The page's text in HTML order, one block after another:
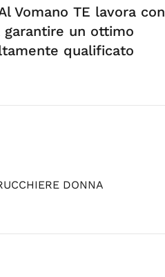
Vomano TE lavora con
un ottimo
qualificato
DONNA